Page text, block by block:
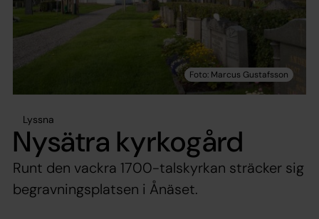
Lyssna
Nysätra kyrkogård
Runt den vackra 1700-talskyrkan sträcker sig
begravningsplatsen i Ånäset.